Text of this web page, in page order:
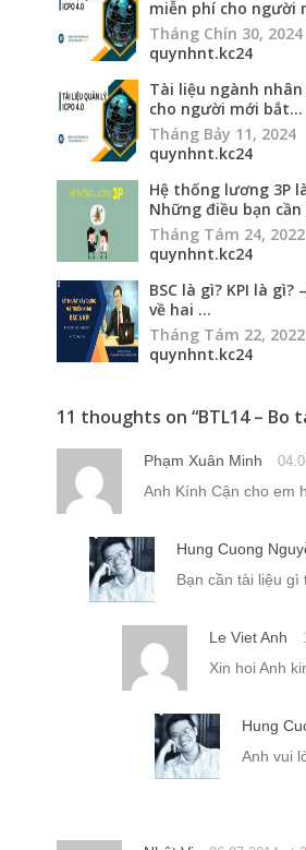
Tháng Tám 24, 2022
quynhnt.kc24
BSC là gì? KPI là gì?
về hai ...
Tháng Tám 22, 2022
quynhnt.kc24
11 thoughts on “BTL14 – Bo
Phạm Xuân Minh
Anh Kính Cận cho em
Hung Cuong
Bạn cần tài liệu
Le Viet Anh
Hung
Nhật Vi 06.07.2014 at
Em thấy các khóa
nhưng giờ bị đẩy qua
của anh thực sự cần thiết cho
dung trên mà thôi. Mail em